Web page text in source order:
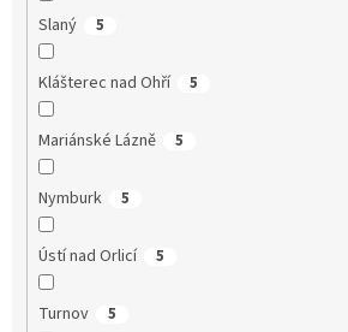
Slaný 5
Klášterec nad Ohří 5
Mariánské Lázně 5
Nymburk 5
Ústí nad Orlicí 5
Turnov 5